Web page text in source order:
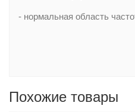
- нормальная область
Похожие товары